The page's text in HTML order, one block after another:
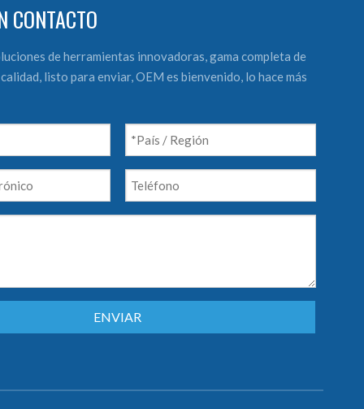
CONTACTO
de herramientas innovadoras, gama completa de
listo para enviar, OEM es bienvenido, lo hace más
ENVIAR